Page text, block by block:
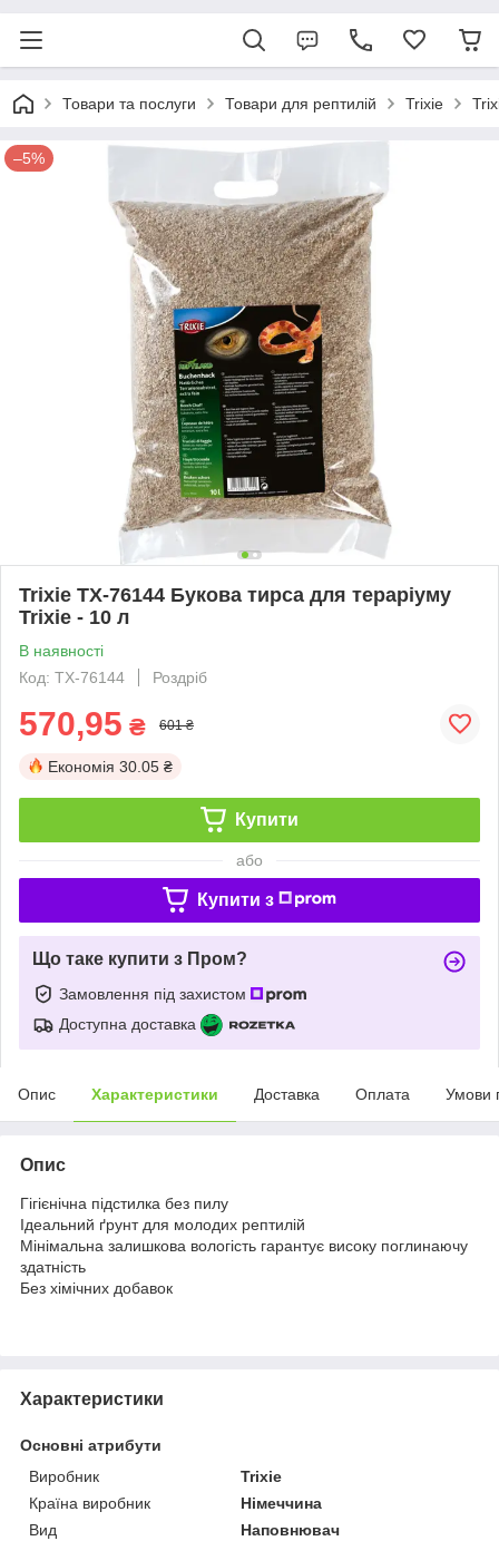
Товари та послуги Товари для рептилій Trixie
–5%
Trixie TX-76144 Букова тирса для тераріуму
Trixie - 10 л
В наявності
Код: TX-76144
Роздріб
570,95 ₴ 601 ₴
Економія 30.05 ₴
Купити
або
Купити з
Що таке купити з Пром?
Замовлення під захистом
Доступна доставка
Опис Характеристики Доставка Оплата Умови
Опис
Гігієнічна підстилка без пилу
Ідеальний ґрунт для молодих рептилій
Мінімальна залишкова вологість гарантує високу поглинаючу
здатність
Без хімічних добавок
Характеристики
Основні атрибути
Виробник
Trixie
Країна виробник
Німеччина
Вид
Наповнювач